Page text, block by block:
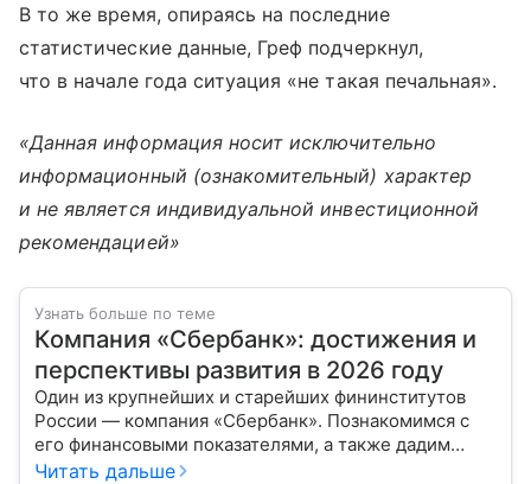
В то же время, опираясь на последние
статистические данные, Греф подчеркнул,
что в начале года ситуация «не такая печальная».
«Данная информация носит исключительно
информационный (ознакомительный) характер
и не является индивидуальной инвестиционной
рекомендацией»
Узнать больше по теме
Компания «Сбербанк»: достижения и
перспективы развития в 2026 году
Один из крупнейших и старейших фининститутов
России — компания «Сбербанк». Познакомимся с
его финансовыми показателями, а также дадим
прогноз эксперта о стоимости акций в 2026 году.
Читать дальше